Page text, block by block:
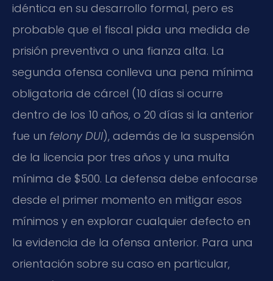
idéntica en su desarrollo formal, pero es
probable que el fiscal pida una medida de
prisión preventiva o una fianza alta. La
segunda ofensa conlleva una pena mínima
obligatoria de cárcel (10 días si ocurre
dentro de los 10 años, o 20 días si la anterior
fue un felony DUI), además de la suspensión
de la licencia por tres años y una multa
mínima de $500. La defensa debe enfocarse
desde el primer momento en mitigar esos
mínimos y en explorar cualquier defecto en
la evidencia de la ofensa anterior. Para una
orientación sobre su caso en particular,